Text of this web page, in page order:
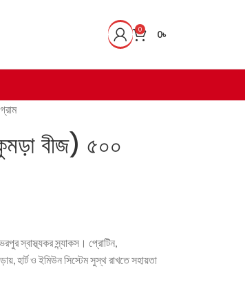
0 0৳
বীজ) ৫০০
স্বাস্থ্যকর স্ন্যাকস। প্রোটিন,
হার্ট ও ইমিউন সিস্টেম সুস্থ রাখতে সহায়তা